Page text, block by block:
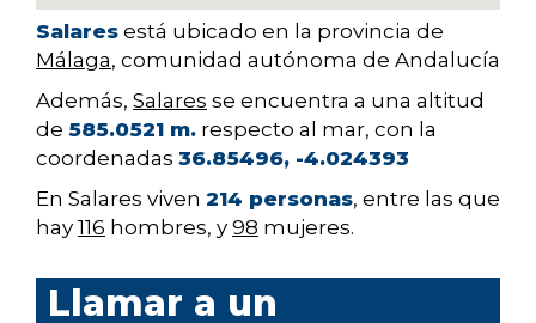
Salares está ubicado en la provincia de
Málaga, comunidad autónoma de Andalucía
Además, Salares se encuentra a una altitud
de 585.0521 m. respecto al mar, con la
coordenadas 36.85496, -4.024393
En Salares viven 214 personas, entre las que
hay 116 hombres, y 98 mujeres.
Llamar a un